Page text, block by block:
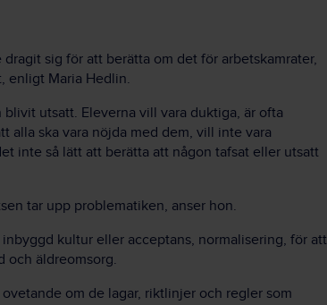
sig för att berätta om det för arbetskamrater,
enligt Maria Hedlin.
utsatt. Eleverna vill vara duktiga, är ofta
alla ska vara nöjda med dem, vill inte vara
inte så lätt att berätta att någon tafsat eller utsatt
tar upp problematiken, anser hon.
kultur eller acceptans, normalisering, för att
och äldreomsorg.
om de lagar, riktlinjer och regler som